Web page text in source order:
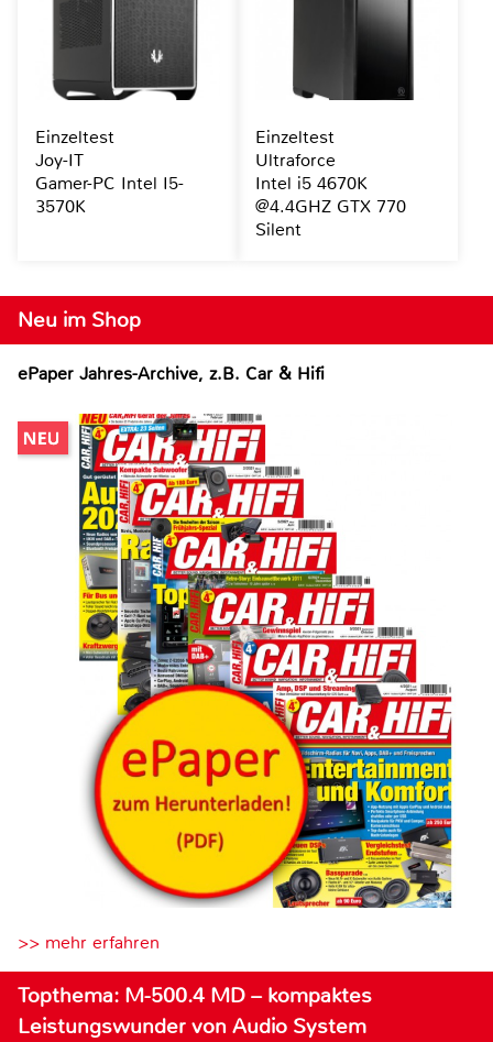
Neu im Shop
ePaper Jahres-Archive, z.B. Car & Hifi
>> mehr erfahren
Topthema: M-500.4 MD – kompaktes
Leistungswunder von Audio System
Einzeltest
Joy-IT
Gamer-PC Intel I5-
3570K
Einzeltest
Ultraforce
Intel i5 4670K
@4.4GHZ GTX 770
Silent